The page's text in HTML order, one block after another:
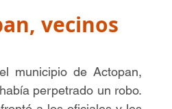
vecinos
municipio de Actopan,
perpetrado un robo.